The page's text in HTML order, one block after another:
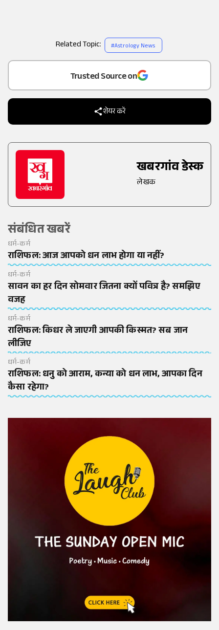
as a
Trusted Source on
शेयर करें
खबरगांव डेस्क
लेखक
संबंधित खबरें
धर्म-कर्म
राशिफल: आज आपको धन लाभ होगा या नहीं?
धर्म-कर्म
सावन का हर दिन सोमवार जितना क्यों पवित्र है? समझिए
वजह
धर्म-कर्म
राशिफल: किधर ले जाएगी आपकी किस्मत? सब जान
लीजिए
धर्म-कर्म
राशिफल: धनु को आराम, कन्या को धन लाभ, आपका दिन
कैसा रहेगा?
Related Topic: #Astrology News